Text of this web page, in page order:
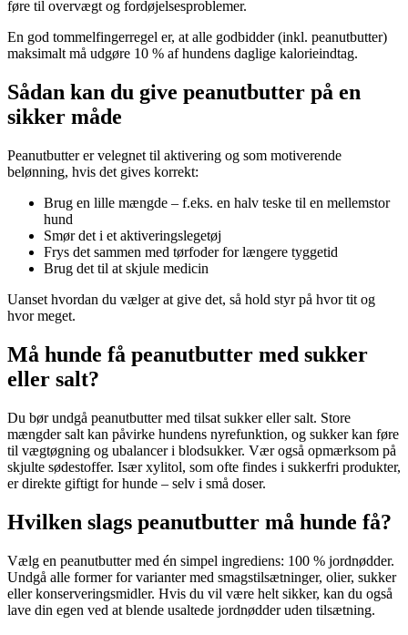
føre til overvægt og fordøjelsesproblemer.
En god tommelfingerregel er, at alle godbidder (inkl. peanutbutter)
maksimalt må udgøre 10 % af hundens daglige kalorieindtag.
Sådan kan du give peanutbutter på en
sikker måde
Peanutbutter er velegnet til aktivering og som motiverende
belønning, hvis det gives korrekt:
Brug en lille mængde – f.eks. en halv teske til en mellemstor
hund
Smør det i et aktiveringslegetøj
Frys det sammen med tørfoder for længere tyggetid
Brug det til at skjule medicin
Uanset hvordan du vælger at give det, så hold styr på hvor tit og
hvor meget.
Må hunde få peanutbutter med sukker
eller salt?
Du bør undgå peanutbutter med tilsat sukker eller salt. Store
mængder salt kan påvirke hundens nyrefunktion, og sukker kan føre
til vægtøgning og ubalancer i blodsukker. Vær også opmærksom på
skjulte sødestoffer. Især xylitol, som ofte findes i sukkerfri produkter,
er direkte giftigt for hunde – selv i små doser.
Hvilken slags peanutbutter må hunde få?
Vælg en peanutbutter med én simpel ingrediens: 100 % jordnødder.
Undgå alle former for varianter med smagstilsætninger, olier, sukker
eller konserveringsmidler. Hvis du vil være helt sikker, kan du også
lave din egen ved at blende usaltede jordnødder uden tilsætning.